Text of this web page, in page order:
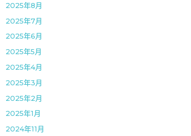
2025年8月
2025年7月
2025年6月
2025年5月
2025年4月
2025年3月
2025年2月
2025年1月
2024年11月